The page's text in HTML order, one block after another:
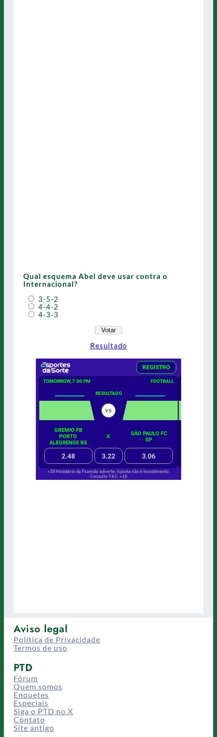
Qual esquema Abel deve usar contra o
Internacional?
3-5-2
4-4-2
4-3-3
Resultado
Aviso legal
Política de Privacidade
Termos de uso
PTD
Fórum
Quem somos
Enquetes
Especiais
Siga o PTD no X
Contato
Site antigo